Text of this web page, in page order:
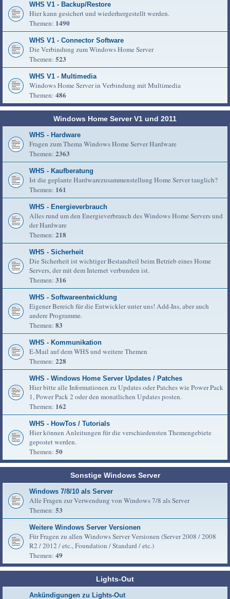
WHS V1 - Backup/Restore
Hier kann gesichert und wiederhergestellt werden.
Themen: 1490
WHS V1 - Connector Software
Die Verbindung zum Windows Home Server
Themen: 523
WHS V1 - Multimedia
Windows Home Server in Verbindung mit Multimedia
Themen: 486
Windows Home Server V1 und 2011
WHS - Hardware
Fragen zum Thema Windows Home Server Hardware
Themen: 2363
WHS - Kaufberatung
Ist die geplante Hardwarezusammenstellung Home Server tauglich?
Themen: 161
WHS - Energieverbrauch
Alles rund um den Energieverbrauch des Windows Home Servers und
der Hardware
Themen: 218
WHS - Sicherheit
Die Sicherheit ist wichtiger Bestandteil beim Betrieb eines Home
Servers, der mit dem Internet verbunden ist.
Themen: 316
WHS - Softwareentwicklung
Eigener Bereich für die Entwickler unter uns! Add-Ins, aber auch
andere Programme.
Themen: 83
WHS - Kommunikation
E-Mail auf dem WHS und weitere Themen
Themen: 228
WHS - Windows Home Server Updates / Patches
Hier bitte alle Informationen zu Updates oder Patches wie Power Pack
1, Power Pack 2 oder den monatlichen Updates posten.
Themen: 162
WHS - HowTos / Tutorials
Hier können Anleitungen für die verschiedensten Themengebiete
gepostet werden.
Themen: 50
Sonstige Windows Server
Windows 7/8/10 als Server
Alle Fragen zur Verwendung von Windows 7/8 als Server
Themen: 53
Weitere Windows Server Versionen
Für Fragen zu allen Windows Server Versionen (Server 2008 / 2008
R2 / 2012 / etc., Foundation / Standard / etc.)
Themen: 49
Lights-Out
Ankündigungen zu Lights-Out